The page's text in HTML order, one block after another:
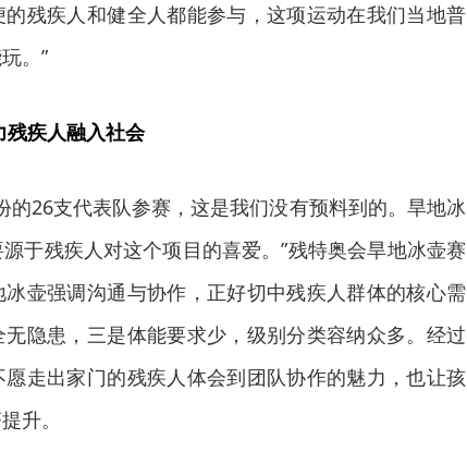
残疾人和健全人都能参与，这项运动在我们当地普
。”
残疾人融入社会
的26支代表队参赛，这是我们没有预料到的。旱地冰
于残疾人对这个项目的喜爱。”残特奥会旱地冰壶赛
壶强调沟通与协作，正好切中残疾人群体的核心需
隐患，三是体能要求少，级别分类容纳众多。经过
走出家门的残疾人体会到团队协作的魅力，也让孩
升。